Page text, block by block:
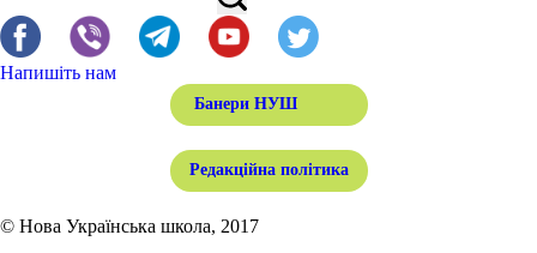
Напишіть нам
Банери НУШ
Редакційна політика
© Нова Українська школа, 2017